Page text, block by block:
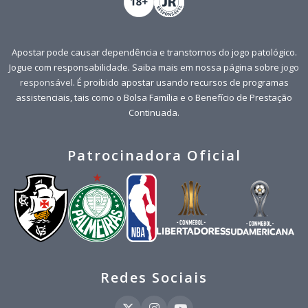
Apostar pode causar dependência e transtornos do jogo patológico.
Jogue com responsabilidade. Saiba mais em nossa página sobre jogo
responsável. É proibido apostar usando recursos de programas
assistenciais, tais como o Bolsa Família e o Benefício de Prestação
Continuada.
Patrocinadora Oficial
Redes Sociais